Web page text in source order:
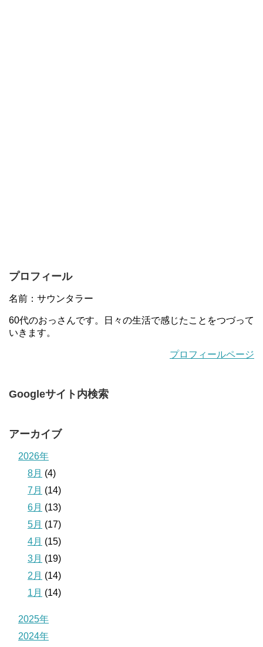
プロフィール
名前：サウンタラー
60代のおっさんです。日々の生活で感じたことをつづって
いきます。
プロフィールページ
Googleサイト内検索
アーカイブ
2026年
8月 (4)
7月 (14)
6月 (13)
5月 (17)
4月 (15)
3月 (19)
2月 (14)
1月 (14)
2025年
2024年